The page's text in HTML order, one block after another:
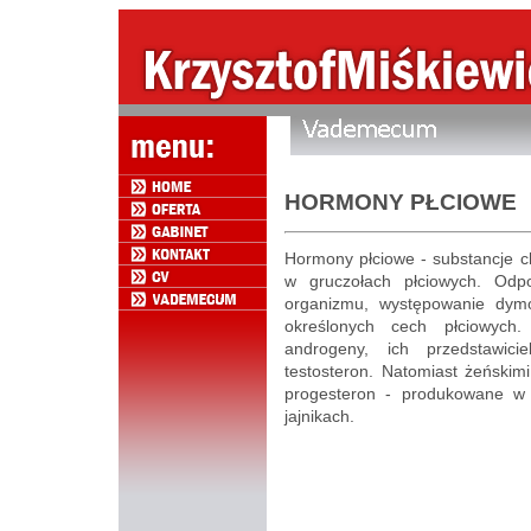
HORMONY PŁCIOWE
Hormony płciowe - substancje
w gruczołach płciowych.
organizmu, występowanie
określonych cech
androgeny, ich
testosteron. Natomiast
progesteron - produkowane w
jajnikach.